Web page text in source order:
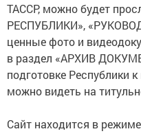
ТАССР, можно будет
РЕСПУБЛИКИ»,
ценные фото и
в раздел «АРХИВ
подготовке Республики
можно видеть на
Сайт находится в